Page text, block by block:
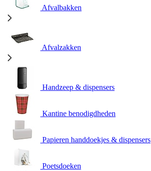
Afvalbakken
Afvalzakken
Handzeep & dispensers
Kantine benodigdheden
Papieren handdoekjes & dispensers
Poetsdoeken